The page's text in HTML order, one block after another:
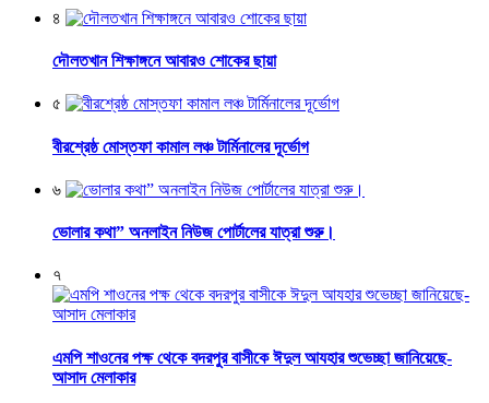
৪
দৌলতখান শিক্ষাঙ্গনে আবারও শোকের ছায়া
৫
বীরশ্রেষ্ঠ মোস্তফা কামাল লঞ্চ টার্মিনালের দূর্ভোগ
৬
ভোলার কথা” অনলাইন নিউজ পোর্টালের যাত্রা শুরু।
৭
এমপি শাওনের পক্ষ থেকে বদরপুর বাসীকে ঈদুল আযহার শুভেচ্ছা জানিয়েছে-
আসাদ মেলাকার